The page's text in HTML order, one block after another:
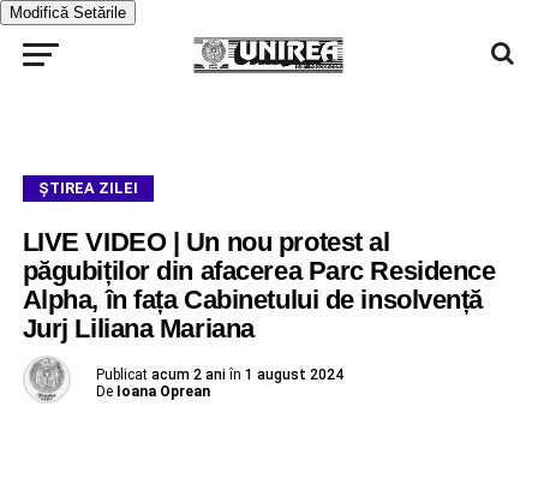
Modifică Setările
ŞTIREA ZILEI
LIVE VIDEO | Un nou protest al
păgubiților din afacerea Parc Residence
Alpha, în fața Cabinetului de insolvență
Jurj Liliana Mariana
Publicat acum 2 ani în 1 august 2024
De Ioana Oprean